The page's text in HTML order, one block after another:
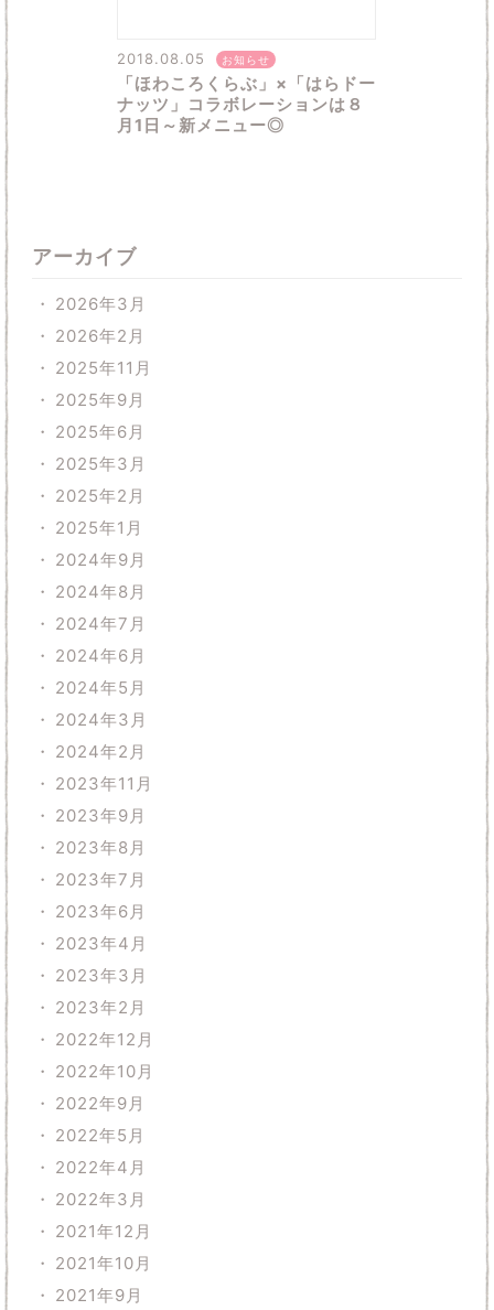
2018.08.05 お知らせ
「ほわころくらぶ」×「はらドー
ナッツ」コラボレーションは８
月1日～新メニュー◎
アーカイブ
2026年3月
2026年2月
2025年11月
2025年9月
2025年6月
2025年3月
2025年2月
2025年1月
2024年9月
2024年8月
2024年7月
2024年6月
2024年5月
2024年3月
2024年2月
2023年11月
2023年9月
2023年8月
2023年7月
2023年6月
2023年4月
2023年3月
2023年2月
2022年12月
2022年10月
2022年9月
2022年5月
2022年4月
2022年3月
2021年12月
2021年10月
2021年9月